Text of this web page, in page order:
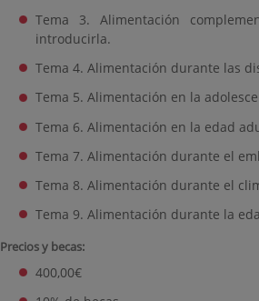
Tema 3. Alimentación
introducirla.
Tema 4. Alimentación durante las
Tema 5. Alimentación en la
Tema 6. Alimentación en la edad
Tema 7. Alimentación durante el
Tema 8. Alimentación durante el
Tema 9. Alimentación durante la
Precios y becas:
400,00€